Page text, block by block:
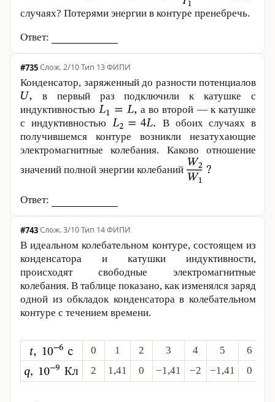
случаях? Потерями энергии в контуре пренебречь.
Ответ:
#735· 2/10·Тип 13·ФИПИ
Конденсатор, заряженный до разности потенциалов
в первый раз подключили к катушке с
индуктивностью
а во второй — к катушке
с индуктивностью
В обоих случаях в
получившемся контуре возникли незатухающие
электромагнитные колебания. Каково отношение
значений полной энергии колебаний
Ответ:
#743· 3/10·Тип 14·ФИПИ
В идеальном колебательном контуре, состоящем из
конденсатора и катушки индуктивности,
происходят свободные электромагнитные
колебания. В таблице показано, как изменялся заряд
одной из обкладок конденсатора в колебательном
контуре с течением времени.
0 1 2 3 4 5 6
2
1,41 0 −1,41 −2 −1,41 0